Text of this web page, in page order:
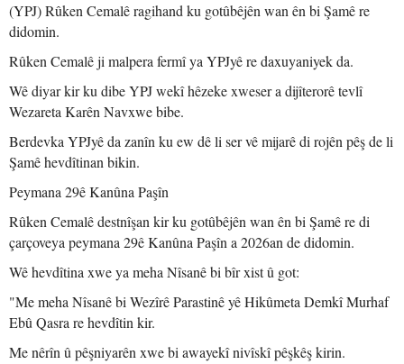
(YPJ) Rûken Cemalê ragihand ku gotûbêjên wan ên bi Şamê re
didomin.
Rûken Cemalê ji malpera fermî ya YPJyê re daxuyaniyek da.
Wê diyar kir ku dibe YPJ wekî hêzeke xweser a dijîterorê tevlî
Wezareta Karên Navxwe bibe.
Berdevka YPJyê da zanîn ku ew dê li ser vê mijarê di rojên pêş de li
Şamê hevdîtinan bikin.
Peymana 29ê Kanûna Paşîn
Rûken Cemalê destnîşan kir ku gotûbêjên wan ên bi Şamê re di
çarçoveya peymana 29ê Kanûna Paşîn a 2026an de didomin.
Wê hevdîtina xwe ya meha Nîsanê bi bîr xist û got:
"Me meha Nîsanê bi Wezîrê Parastinê yê Hikûmeta Demkî Murhaf
Ebû Qasra re hevdîtin kir.
Me nêrîn û pêşniyarên xwe bi awayekî nivîskî pêşkêş kirin.